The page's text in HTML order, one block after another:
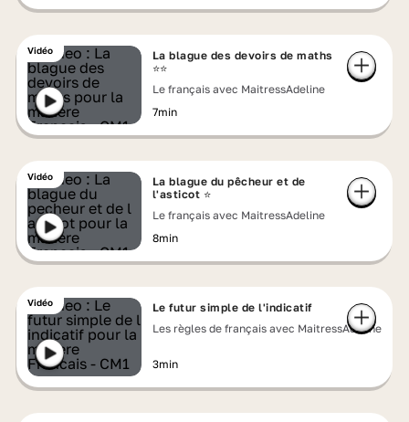
Vidéo
La blague des devoirs de maths
⭐⭐
Le français avec MaitressAdeline
7min
Vidéo
La blague du pêcheur et de
l'asticot ⭐
Le français avec MaitressAdeline
8min
Vidéo
Le futur simple de l'indicatif
Les règles de français avec MaitressAdeline
3min